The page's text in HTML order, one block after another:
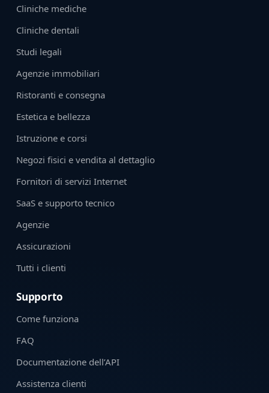
Cliniche mediche
Cliniche dentali
Studi legali
Agenzie immobiliari
Ristoranti e consegna
Estetica e bellezza
Istruzione e corsi
Negozi fisici e vendita al dettaglio
Fornitori di servizi Internet
SaaS e supporto tecnico
Agenzie
Assicurazioni
Tutti i clienti
Supporto
Come funziona
FAQ
Documentazione dell’API
Assistenza clienti